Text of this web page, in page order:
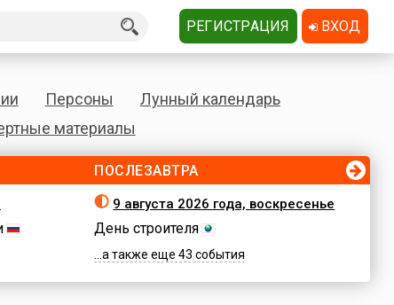
Персоны
Лунный календарь
материалы
ПОСЛЕЗАВТРА
9 августа 2026 года, воскресенье
День строителя
...а также еще 43 события
РЕГИСТРАЦИЯ ВХОД